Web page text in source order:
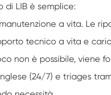
di LIB è semplice:
a vita. Le
tecnico a vita e
non è possibile, viene
(24/7) e triages